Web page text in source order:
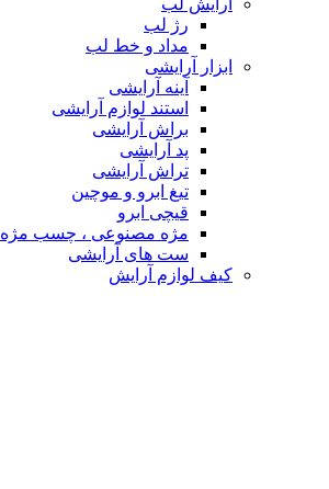
آرایش لب
رژ لب
مداد و خط لب
ابزار آرایشی
آینه آرایشی
استند لوازم آرایشی
براش آرایشی
پد آرایشی
تراش آرایشی
تیغ ابرو و موچین
قیچی ابرو
مژه مصنوعی ، چسب مژه
ست های آرایشی
کیف لوازم آرایش